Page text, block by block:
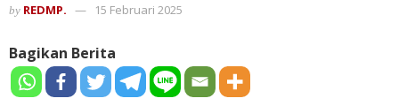
by REDMP. 15 Februari 2025
Bagikan Berita